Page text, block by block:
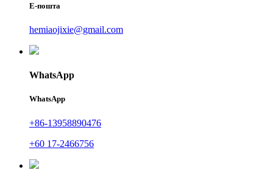
Е-пошта
hemiaojixie@gmail.com
WhatsApp
WhatsApp
+86-13958890476
+60 17-2466756